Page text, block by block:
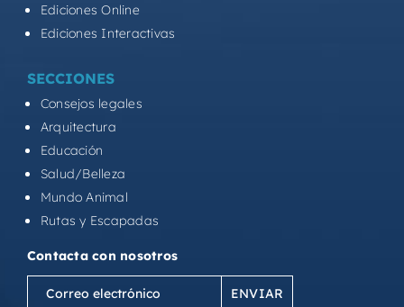
Ediciones Online
Ediciones Interactivas
SECCIONES
Consejos legales
Arquitectura
Educación
Salud/Belleza
Mundo Animal
Rutas y Escapadas
Contacta con nosotros
Correo